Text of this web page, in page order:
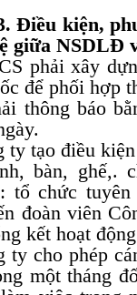
Điều kiện,
giữa NSDLĐ
phải xây
để phối hợp
thông báo
ty tạo điều
bàn, ghế,.
tổ chức
đoàn viên
kết hoạt
ty cho phép
một tháng